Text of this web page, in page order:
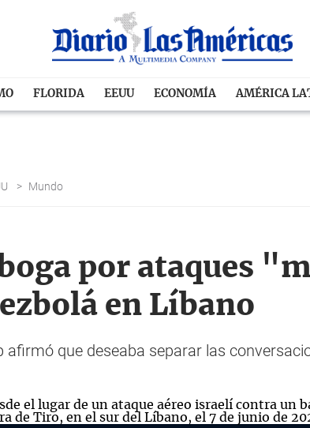
FLORIDA EEUU ECONOMÍA AMÉRICA
> Mundo
por ataques
en Líbano
afirmó que deseaba separar las